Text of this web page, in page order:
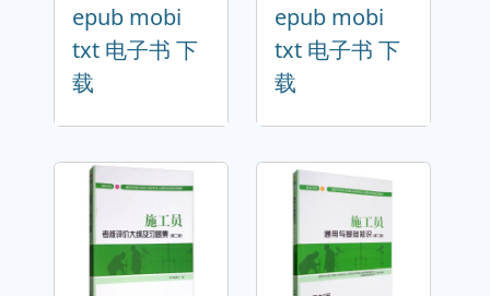
epub mobi
txt 电子书 下
载
epub mobi
txt 电子书 下
载